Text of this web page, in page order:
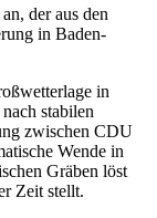
der aus den
in Baden-
in
stabilen
zwischen CDU
Wende in
Gräben löst
Zeit stellt.